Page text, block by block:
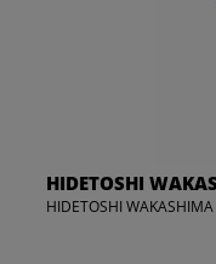
HIDETOSHI
HIDETOSHI